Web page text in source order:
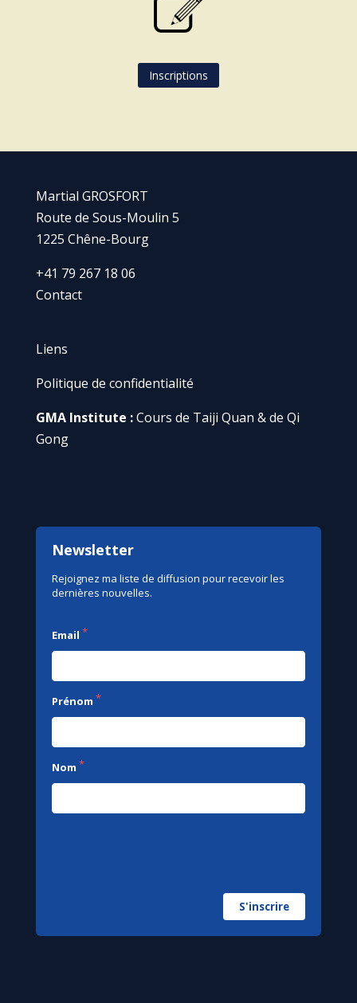
Inscriptions
Martial GROSFORT
Route de Sous-Moulin 5
1225 Chêne-Bourg
+41 79 267 18 06
Contact
Liens
Politique de confidentialité
GMA Institute :Cours de Taiji Quan & de Qi
Gong
Newsletter
Rejoignez ma liste de diffusion pour recevoir les
dernières nouvelles.
Email *
Prénom *
Nom *